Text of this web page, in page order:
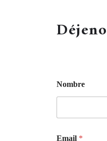
Nombre
Email *